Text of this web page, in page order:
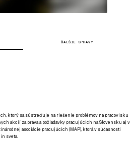
ĎALŠIE SPRÁVY
ktorý sa sústreďuje na riešenie problémov na pracovisku
akcií za práva a požiadavky pracujúcich na Slovensku aj v
asociácie pracujúcich (MAP), ktorá v súčasnosti
sveta.